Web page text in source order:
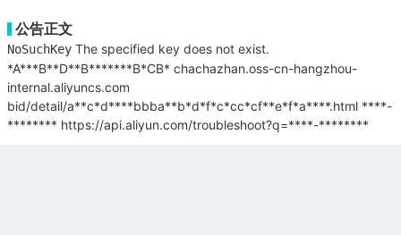
公告正文
NoSuchKey The specified key does not exist.
*A***B**D**B*******B*CB* chachazhan.oss-cn-hangzhou-
internal.aliyuncs.com
bid/detail/a**c*d****bbba**b*d*f*c*cc*cf**e*f*a****.html ****-
******** https://api.aliyun.com/troubleshoot?q=****-********